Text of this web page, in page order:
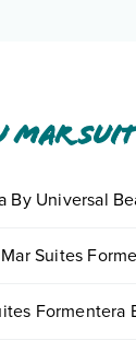
Universal
"Info e
Suites
prenotando un
Formentera